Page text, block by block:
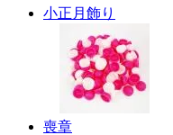
小正月飾り
喪章